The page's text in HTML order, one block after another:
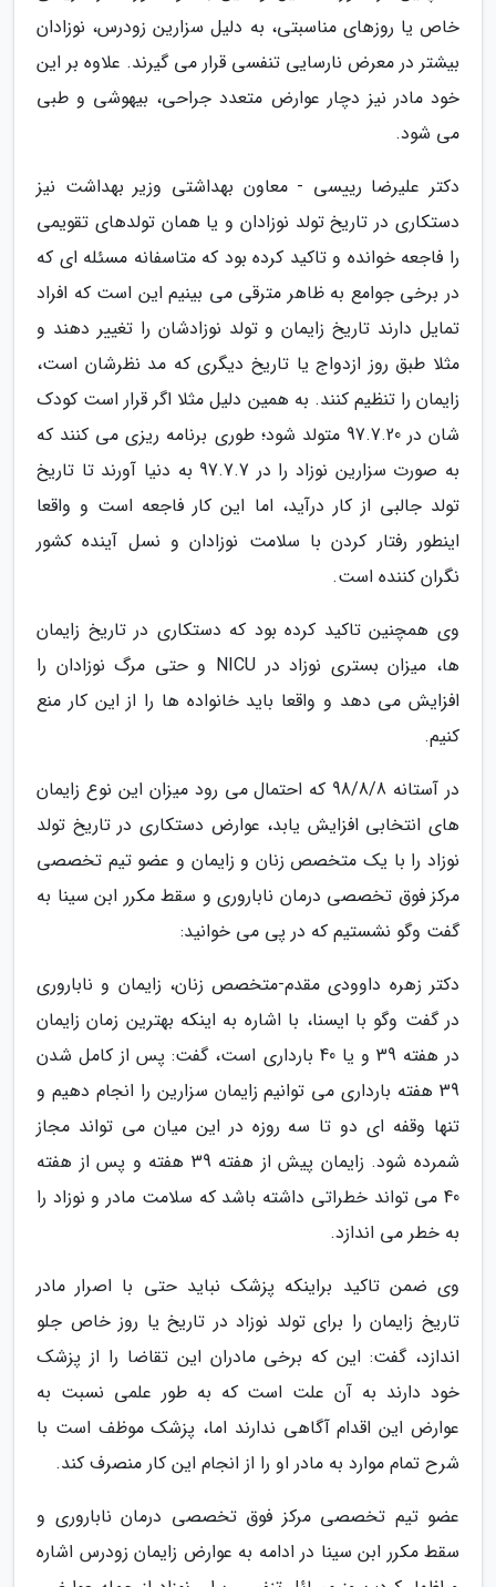
خاص یا روزهای مناسبتی، به دلیل سزارین زودرس، نوزادان
بیشتر در معرض نارسایی تنفسی قرار می گیرند. علاوه بر این
خود مادر نیز دچار عوارض متعدد جراحی، بیهوشی و طبی
می شود.
دکتر علیرضا رییسی - معاون بهداشتی وزیر بهداشت نیز
دستکاری در تاریخ تولد نوزادان و یا همان تولدهای تقویمی
را فاجعه خوانده و تاکید کرده بود که متاسفانه مسئله ای که
در برخی جوامع به ظاهر مترقی می بینیم این است که افراد
تمایل دارند تاریخ زایمان و تولد نوزادشان را تغییر دهند و
مثلا طبق روز ازدواج یا تاریخ دیگری که مد نظرشان است،
زایمان را تنظیم کنند. به همین دلیل مثلا اگر قرار است کودک
شان در 97.7.20 متولد شود؛ طوری برنامه ریزی می کنند که
به صورت سزارین نوزاد را در 97.7.7 به دنیا آورند تا تاریخ
تولد جالبی از کار درآید، اما این کار فاجعه است و واقعا
اینطور رفتار کردن با سلامت نوزادان و نسل آینده کشور
نگران کننده است.
وی همچنین تاکید کرده بود که دستکاری در تاریخ زایمان
ها، میزان بستری نوزاد در NICU و حتی مرگ نوزادان را
افزایش می دهد و واقعا باید خانواده ها را از این کار منع
کنیم.
در آستانه 98/8/8 که احتمال می رود میزان این نوع زایمان
های انتخابی افزایش یابد، عوارض دستکاری در تاریخ تولد
نوزاد را با یک متخصص زنان و زایمان و عضو تیم تخصصی
مرکز فوق تخصصی درمان ناباروری و سقط مکرر ابن سینا به
گفت وگو نشستیم که در پی می خوانید:
دکتر زهره داوودی مقدم-متخصص زنان، زایمان و ناباروری
در گفت وگو با ایسنا، با اشاره به اینکه بهترین زمان زایمان
در هفته 39 و یا 40 بارداری است، گفت: پس از کامل شدن
39 هفته بارداری می توانیم زایمان سزارین را انجام دهیم و
تنها وقفه ای دو تا سه روزه در این میان می تواند مجاز
شمرده شود. زایمان پیش از هفته 39 هفته و پس از هفته
40 می تواند خطراتی داشته باشد که سلامت مادر و نوزاد را
به خطر می اندازد.
وی ضمن تاکید براینکه پزشک نباید حتی با اصرار مادر
تاریخ زایمان را برای تولد نوزاد در تاریخ یا روز خاص جلو
اندازد، گفت: این که برخی مادران این تقاضا را از پزشک
خود دارند به آن علت است که به طور علمی نسبت به
عوارض این اقدام آگاهی ندارند اما، پزشک موظف است با
شرح تمام موارد به مادر او را از انجام این کار منصرف کند.
عضو تیم تخصصی مرکز فوق تخصصی درمان ناباروری و
سقط مکرر ابن سینا در ادامه به عوارض زایمان زودرس اشاره